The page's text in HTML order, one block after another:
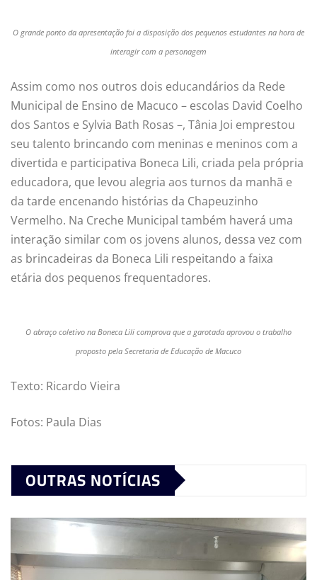
O grande ponto da apresentação foi a disposição dos pequenos estudantes na hora de
interagir com a personagem
Assim como nos outros dois educandários da Rede
Municipal de Ensino de Macuco – escolas David Coelho
dos Santos e Sylvia Bath Rosas –, Tânia Joi emprestou
seu talento brincando com meninas e meninos com a
divertida e participativa Boneca Lili, criada pela própria
educadora, que levou alegria aos turnos da manhã e
da tarde encenando histórias da Chapeuzinho
Vermelho. Na Creche Municipal também haverá uma
interação similar com os jovens alunos, dessa vez com
as brincadeiras da Boneca Lili respeitando a faixa
etária dos pequenos frequentadores.
O abraço coletivo na Boneca Lili comprova que a garotada aprovou o trabalho
proposto pela Secretaria de Educação de Macuco
Texto: Ricardo Vieira
Fotos: Paula Dias
OUTRAS NOTÍCIAS